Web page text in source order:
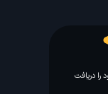
دریافت